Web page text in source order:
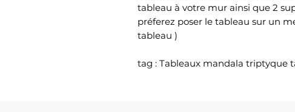
tableau à votre mur ainsi que 2
préferez poser le tableau sur un
tableau )
tag : Tableaux mandala triptyque